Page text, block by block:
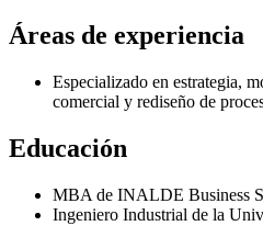
Áreas de experiencia
Especializado en estrategia,
comercial y rediseño de
Educación
MBA de INALDE Business
Ingeniero Industrial de la